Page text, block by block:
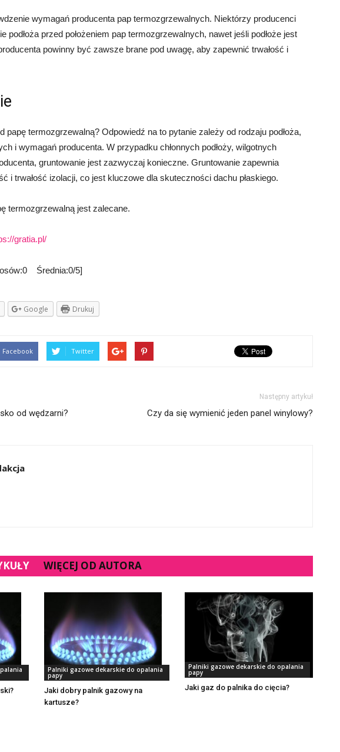
wymagań producenta pap termozgrzewalnych. Niektórzy producenci
podłoża przed położeniem pap termozgrzewalnych, nawet jeśli podłoże jest
powinny być zawsze brane pod uwagę, aby zapewnić trwałość i
papę termozgrzewalną? Odpowiedź na to pytanie zależy od rodzaju podłoża,
i wymagań producenta. W przypadku chłonnych podłoży, wilgotnych
gruntowanie jest zazwyczaj konieczne. Gruntowanie zapewnia
i trwałość izolacji, co jest kluczowe dla skuteczności dachu płaskiego.
termozgrzewalną jest zalecane.
gratia.pl/
Średnia:0/5]
Google Drukuj
Facebook Twitter
od wędzarni?
Następny artykuł
Czy da się wymienić jeden panel winylowy?
WIĘCEJ OD AUTORA
Palniki gazowe dekarskie do opalania
papy
Jaki dobry palnik gazowy na
kartusze?
Palniki gazowe dekarskie do opalania
papy
Jaki gaz do palnika do cięcia?